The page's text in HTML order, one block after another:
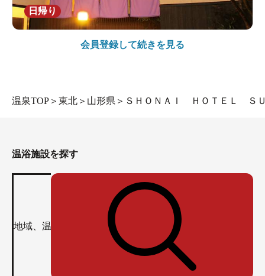
日帰り
会員登録して続きを見る
温泉TOP ＞ 東北 ＞ 山形県 ＞ ＳＨＯＮＡＩ ＨＯＴＥＬ Ｓ
温浴施設を探す